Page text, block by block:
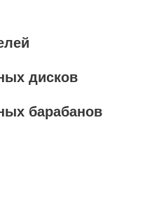
дисков
барабанов